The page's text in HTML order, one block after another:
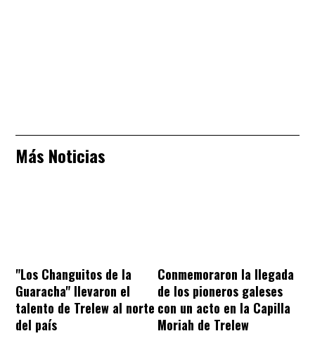
Más Noticias
"Los Changuitos de la
Guaracha" llevaron el
talento de Trelew al norte
del país
Conmemoraron la llegada
de los pioneros galeses
con un acto en la Capilla
Moriah de Trelew